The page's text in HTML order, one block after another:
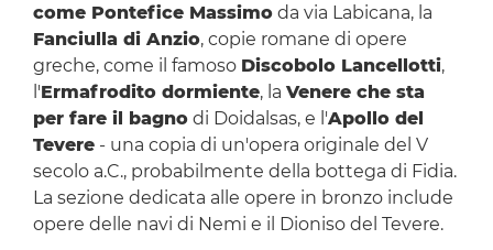
come Pontefice Massimoda via Labicana, la
Fanciulla di Anzio, copie romane di opere
greche, come il famoso Discobolo Lancellotti,
l'Ermafrodito dormiente, la Venere che sta
per fare il bagnodi Doidalsas, e l'Apollo del
Tevere- una copia di un'opera originale del V
secolo a.C., probabilmente della bottega di Fidia.
La sezione dedicata alle opere in bronzo include
opere delle navi di Nemi e il Dioniso del Tevere.